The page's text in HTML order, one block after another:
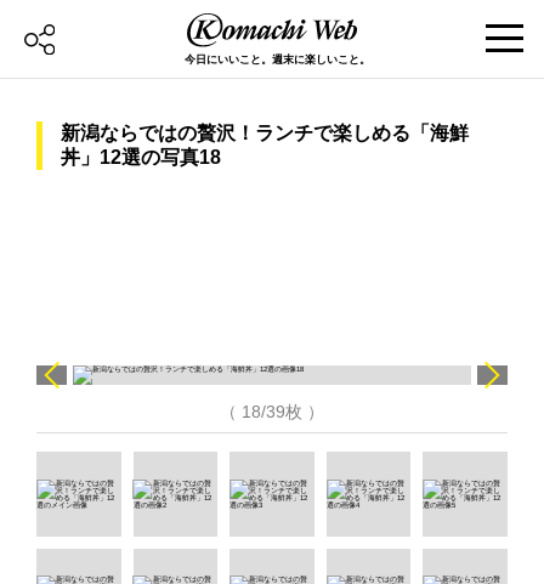
今日にいいこと。週末に楽しいこと。
新潟ならではの贅沢！ランチで楽しめる「海鮮
丼」12選の写真18
（ 18/39枚 ）